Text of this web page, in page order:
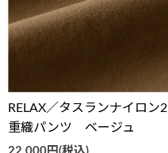
RELAX／タスランナイロン2
重織パンツ ベージュ